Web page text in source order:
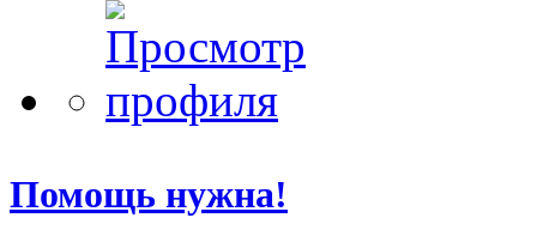
Помощь нужна!